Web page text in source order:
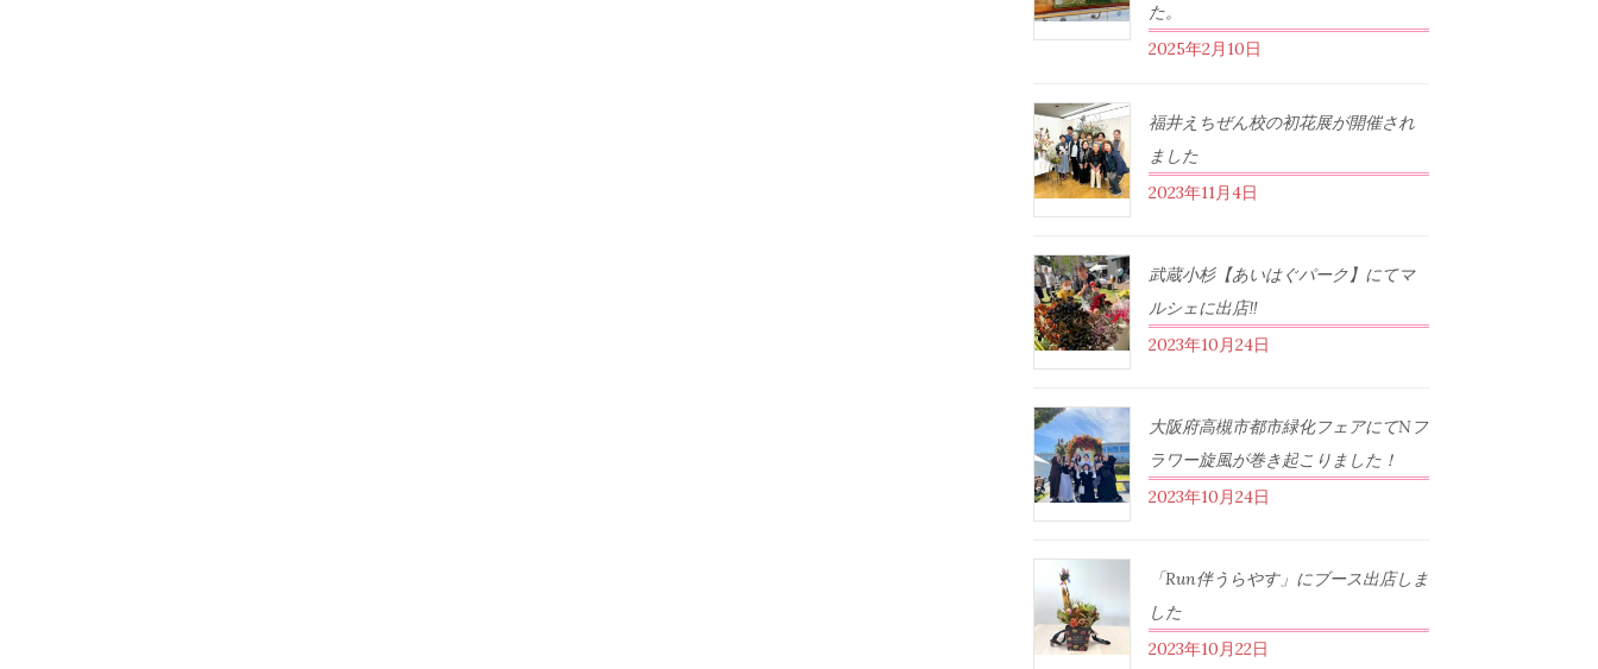
た。
2025年2月10日
福井えちぜん校の初花展が開催され
ました
2023年11月4日
武蔵小杉【あいはぐパーク】にてマ
ルシェに出店‼︎
2023年10月24日
大阪府高槻市都市緑化フェアにてNフ
ラワー旋風が巻き起こりました！
2023年10月24日
「Run伴うらやす」にブース出店しま
した
2023年10月22日